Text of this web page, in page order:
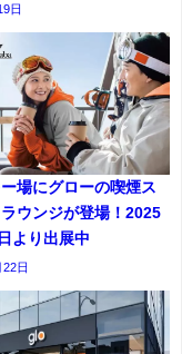
日
場にグローの喫煙ス
ウンジが登場！2025
より出展中
日